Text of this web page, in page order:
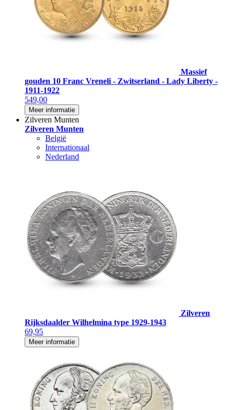
Massief
gouden 10 Franc Vreneli - Zwitserland - Lady Liberty -
1911-1922
549,00
Meer informatie
Zilveren Munten
Zilveren Munten
België
Internationaal
Nederland
Zilveren
Rijksdaalder Wilhelmina type 1929-1943
69,95
Meer informatie